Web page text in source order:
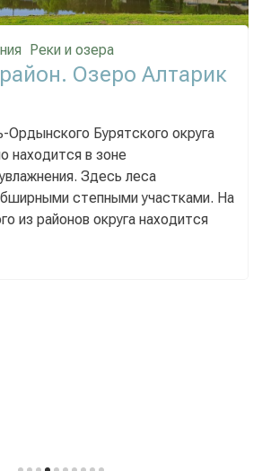
Реки и озера
Озеро Алтарик
Ордынского Бурятского округа
находится в зоне
Здесь леса
степными участками. На
из районов округа находится